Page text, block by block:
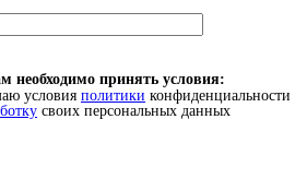
принять условия:
условия политики конфиденциальности
своих персональных данных